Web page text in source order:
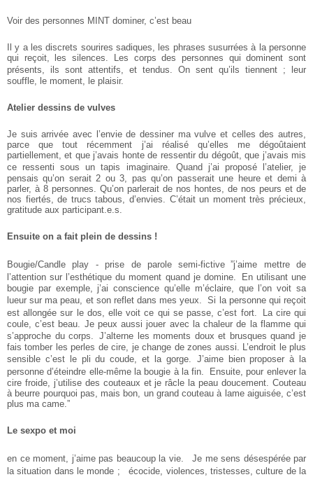
Voir des personnes MINT dominer, c’est beau
Il y a les discrets sourires sadiques, les phrases susurrées à la personne
qui reçoit, les silences. Les corps des personnes qui dominent sont
présents, ils sont attentifs, et tendus. On sent qu’ils tiennent ; leur
souffle, le moment, le plaisir.
Atelier dessins de vulves
Je suis arrivée avec l’envie de dessiner ma vulve et celles des autres,
parce que tout récemment j’ai réalisé qu’elles me dégoûtaient
partiellement, et que j’avais honte de ressentir du dégoût, que j’avais mis
ce ressenti sous un tapis imaginaire. Quand j’ai proposé l’atelier, je
pensais qu’on serait 2 ou 3, pas qu’on passerait une heure et demi à
parler, à 8 personnes. Qu’on parlerait de nos hontes, de nos peurs et de
nos fiertés, de trucs tabous, d’envies. C’était un moment très précieux,
gratitude aux participant.e.s.
Ensuite on a fait plein de dessins !
Bougie/Candle play - prise de parole semi-fictive ”j’aime mettre de
l’attention sur l’esthétique du moment quand je domine. En utilisant une
bougie par exemple, j’ai conscience qu’elle m’éclaire, que l’on voit sa
lueur sur ma peau, et son reflet dans mes yeux. Si la personne qui reçoit
est allongée sur le dos, elle voit ce qui se passe, c’est fort. La cire qui
coule, c’est beau. Je peux aussi jouer avec la chaleur de la flamme qui
s’approche du corps. J’alterne les moments doux et brusques quand je
fais tomber les perles de cire, je change de zones aussi. L’endroit le plus
sensible c’est le pli du coude, et la gorge. J’aime bien proposer à la
personne d’éteindre elle-même la bougie à la fin. Ensuite, pour enlever la
cire froide, j’utilise des couteaux et je râcle la peau doucement. Couteau
à beurre pourquoi pas, mais bon, un grand couteau à lame aiguisée, c’est
plus ma came.”
Le sexpo et moi
en ce moment, j’aime pas beaucoup la vie. Je me sens désespérée par
la situation dans le monde ; écocide, violences, tristesses, culture de la